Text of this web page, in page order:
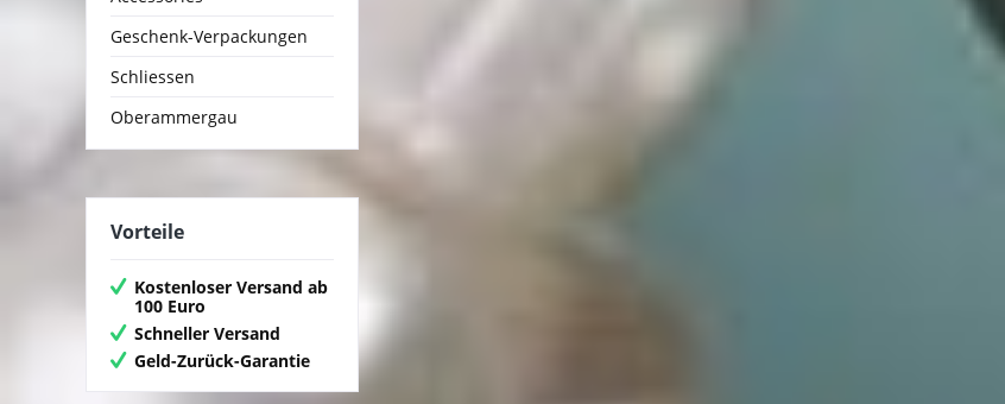
Geschenk-Verpackungen
Schliessen
Oberammergau
Vorteile
Kostenloser Versand ab
100 Euro
Schneller Versand
Geld-Zurück-Garantie